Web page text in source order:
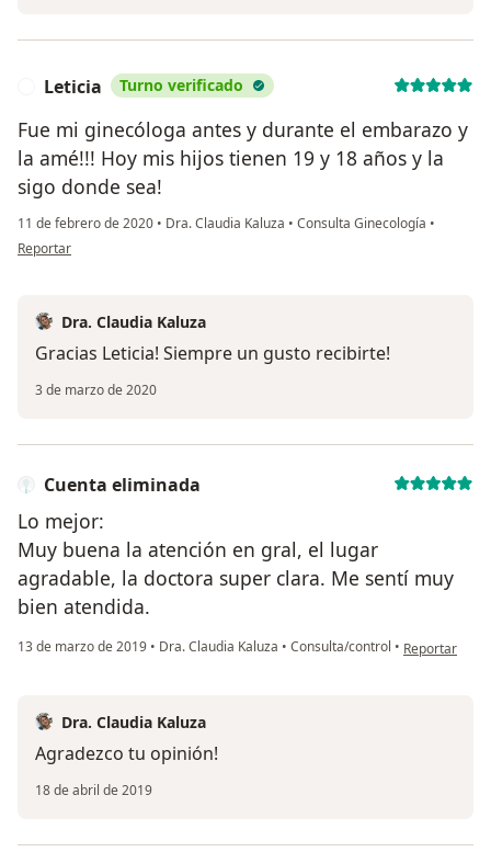
Leticia Turno verificado
Fue mi ginecóloga antes y durante el embarazo y
la amé!!! Hoy mis hijos tienen 19 y 18 años y la
sigo donde sea!
11 de febrero de 2020 • Dra. Claudia Kaluza • Consulta Ginecología •
en opinión del usuario Leticia
Reportar
Dra. Claudia Kaluza
Gracias Leticia! Siempre un gusto recibirte!
3 de marzo de 2020
Cuenta eliminada
Lo mejor:
Muy buena la atención en gral, el lugar
agradable, la doctora super clara. Me sentí muy
bien atendida.
13 de marzo de 2019 • Dra. Claudia Kaluza • Consulta/control • en opinión
Reportar
Dra. Claudia Kaluza
Agradezco tu opinión!
18 de abril de 2019